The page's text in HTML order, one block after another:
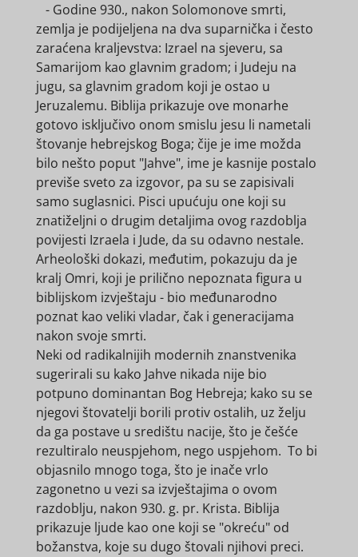
- Godine 930., nakon Solomonove smrti,
zemlja je podijeljena na dva suparnička i često
zaraćena kraljevstva: Izrael na sjeveru, sa
Samarijom kao glavnim gradom; i Judeju na
jugu, sa glavnim gradom koji je ostao u
Jeruzalemu. Biblija prikazuje ove monarhe
gotovo isključivo onom smislu jesu li nametali
štovanje hebrejskog Boga; čije je ime možda
bilo nešto poput "Jahve", ​​ime je kasnije postalo
previše sveto za izgovor, pa su se zapisivali
samo suglasnici. Pisci upućuju one koji su
znatiželjni o drugim detaljima ovog razdoblja
povijesti Izraela i Jude, da su odavno nestale.
Arheološki dokazi, međutim, pokazuju da je
kralj Omri, koji je prilično nepoznata figura u
biblijskom izvještaju - bio međunarodno
poznat kao veliki vladar, čak i generacijama
nakon svoje smrti.
Neki od radikalnijih modernih znanstvenika
sugerirali su kako Jahve nikada nije bio
potpuno dominantan Bog Hebreja; kako su se
njegovi štovatelji borili protiv ostalih, uz želju
da ga postave u središtu nacije, što je češće
rezultiralo neuspjehom, nego uspjehom. To bi
objasnilo mnogo toga, što je inače vrlo
zagonetno u vezi sa izvještajima o ovom
razdoblju, nakon 930. g. pr. Krista. Biblija
prikazuje ljude kao one koji se "okreću" od
božanstva, koje su dugo štovali njihovi preci.